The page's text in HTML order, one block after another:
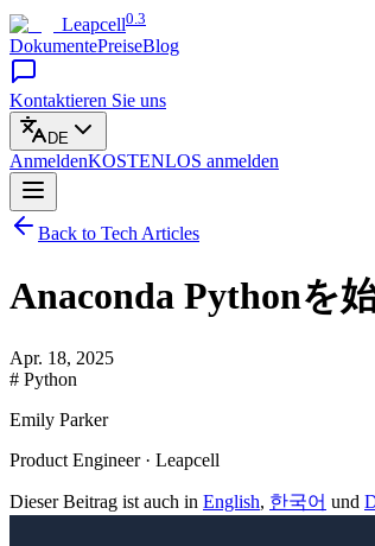
Leapcell0.3
DokumentePreiseBlog
Kontaktieren Sie uns
DE
AnmeldenKOSTENLOS anmelden
Back to Tech Articles
Anaconda Pythonを
Apr. 18, 2025
# Python
Emily Parker
Product Engineer · Leapcell
Dieser Beitrag ist auch in English, 한국어 und